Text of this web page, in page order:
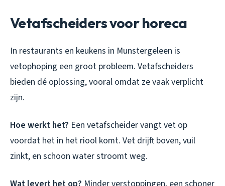
Vetafscheiders voor horeca
In restaurants en keukens in Munstergeleen is
vetophoping een groot probleem. Vetafscheiders
bieden dé oplossing, vooral omdat ze vaak verplicht
zijn.
Hoe werkt het? Een vetafscheider vangt vet op
voordat het in het riool komt. Vet drijft boven, vuil
zinkt, en schoon water stroomt weg.